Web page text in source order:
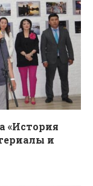
«История
и